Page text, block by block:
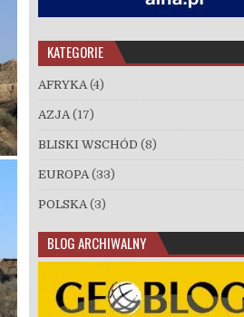
KATEGORIE
AFRYKA (4)
AZJA (17)
BLISKI WSCHÓD (8)
EUROPA (33)
POLSKA (3)
BLOG ARCHIWALNY